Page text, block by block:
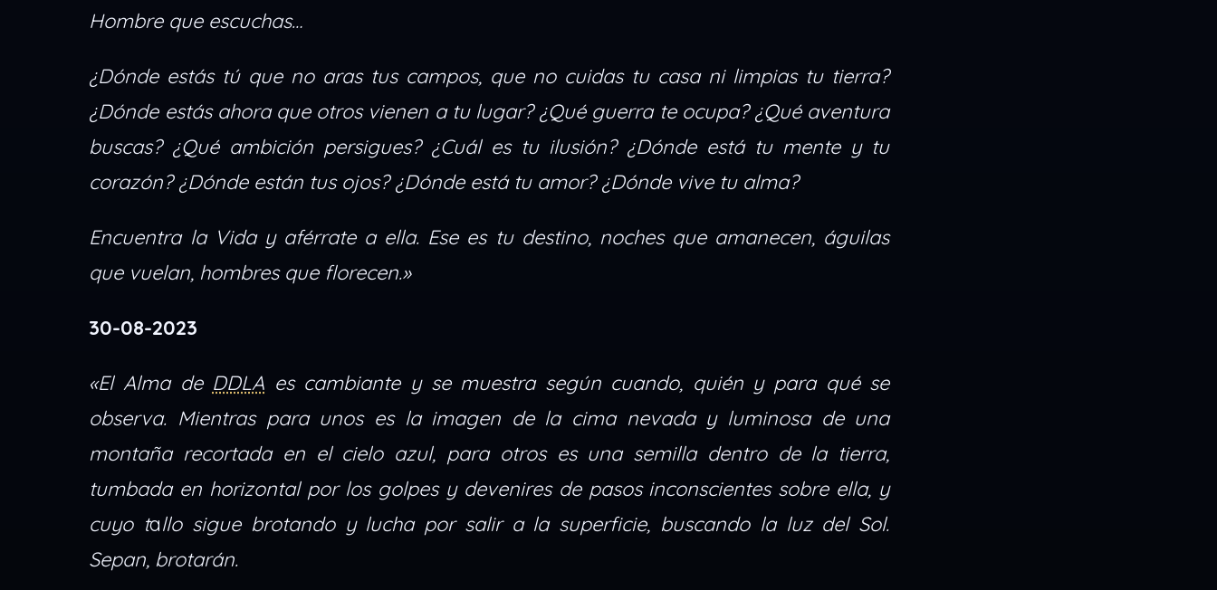
Hombre que escuchas…
¿Dónde estás tú que no aras tus campos, que no cuidas tu casa ni limpias tu tierra?
¿Dónde estás ahora que otros vienen a tu lugar? ¿Qué guerra te ocupa? ¿Qué aventura
buscas? ¿Qué ambición persigues? ¿Cuál es tu ilusión? ¿Dónde está tu mente y tu
corazón? ¿Dónde están tus ojos? ¿Dónde está tu amor? ¿Dónde vive tu alma?
Encuentra la Vida y aférrate a ella. Ese es tu destino, noches que amanecen, águilas
que vuelan, hombres que florecen.»
30-08-2023
«El Alma de DDLA es cambiante y se muestra según cuando, quién y para qué se
observa. Mientras para unos es la imagen de la cima nevada y luminosa de una
montaña recortada en el cielo azul, para otros es una semilla dentro de la tierra,
tumbada en horizontal por los golpes y devenires de pasos inconscientes sobre ella, y
cuyo tallo sigue brotando y lucha por salir a la superficie, buscando la luz del Sol.
Sepan, brotarán.